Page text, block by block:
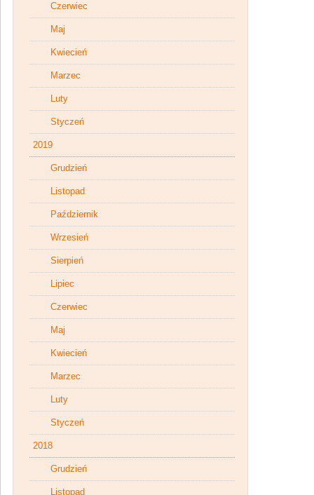
Czerwiec
Maj
Kwiecień
Marzec
Luty
Styczeń
2019
Grudzień
Listopad
Październik
Wrzesień
Sierpień
Lipiec
Czerwiec
Maj
Kwiecień
Marzec
Luty
Styczeń
2018
Grudzień
Listopad